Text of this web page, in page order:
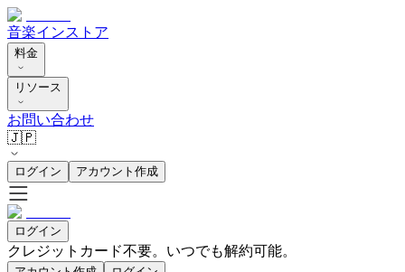
音楽インストア
料金
リソース
お問い合わせ
🇯🇵
ログイン アカウント作成
ログイン
クレジットカード不要。いつでも解約可能。